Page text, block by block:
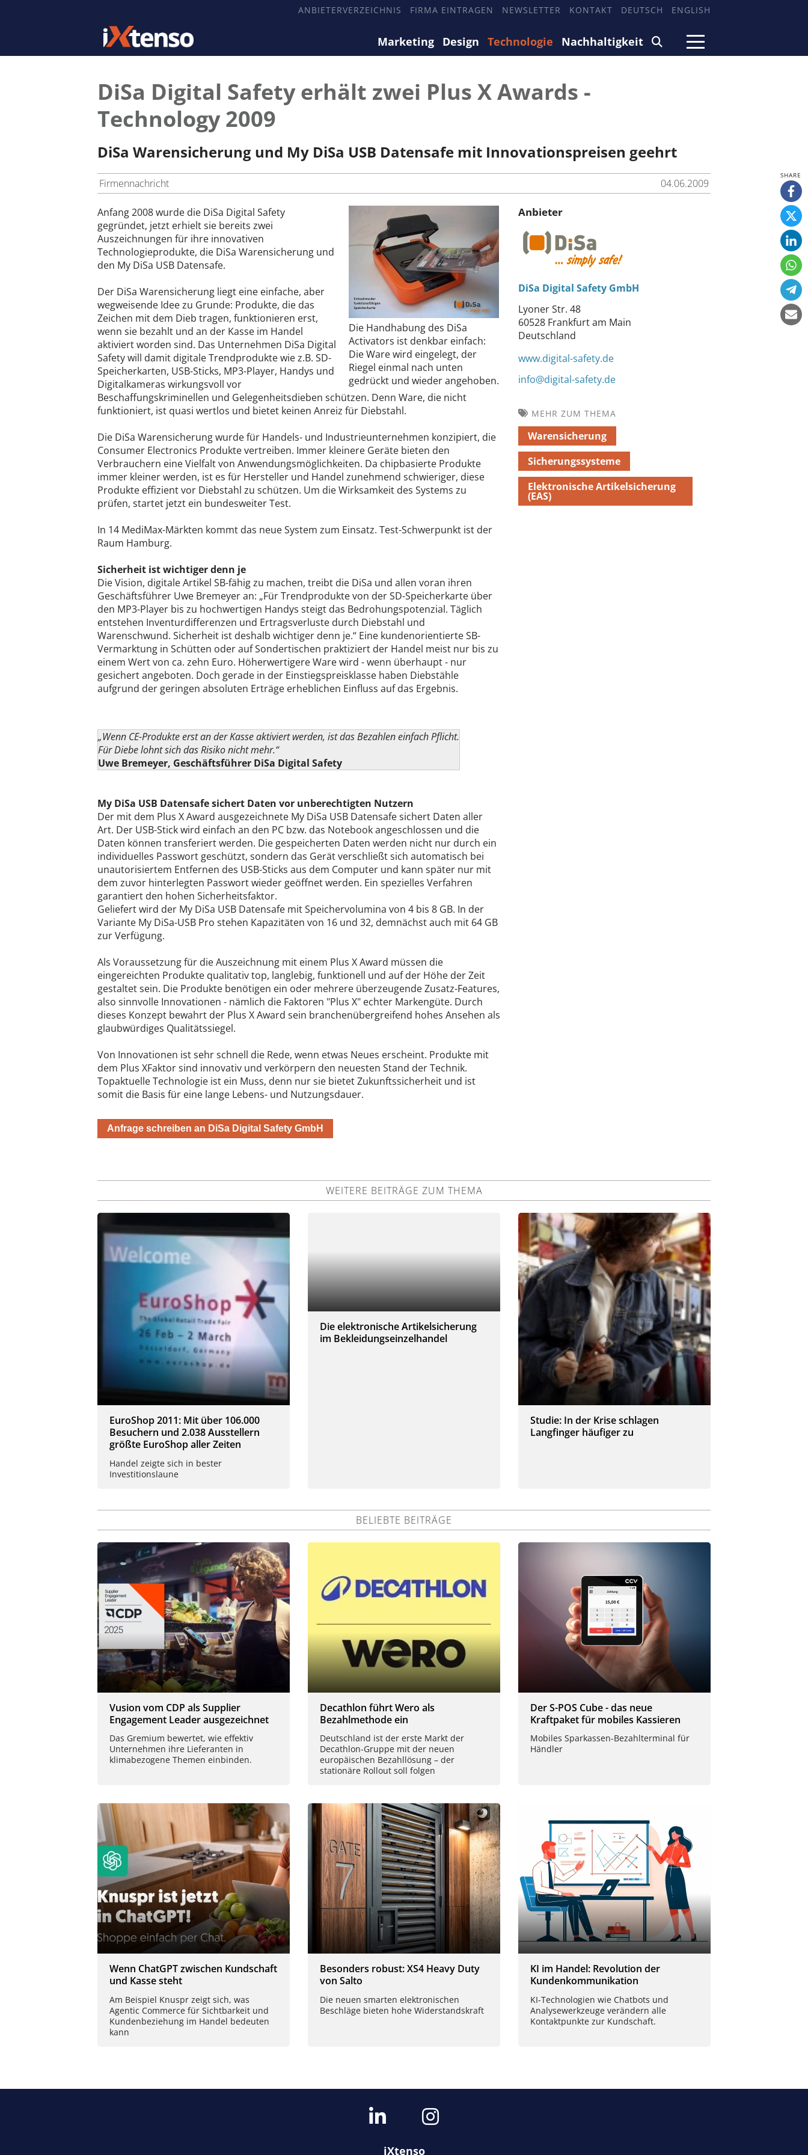
ANBIETERVERZEICHNIS FIRMA EINTRAGEN NEWSLETTER KONTAKT DEUTSCH ENGLISH
Marketing Design Technologie Nachhaltigkeit
DiSa Digital Safety erhält zwei Plus X Awards -
Technology 2009
DiSa Warensicherung und My DiSa USB Datensafe mit Innovationspreisen geehrt
Firmennachricht 04.06.2009
Die Handhabung des DiSa
Activators ist denkbar einfach:
Die Ware wird eingelegt, der
Riegel einmal nach unten
gedrückt und wieder angehoben.
Anfang 2008 wurde die DiSa Digital Safety
gegründet, jetzt erhielt sie bereits zwei
Auszeichnungen für ihre innovativen
Technologieprodukte, die DiSa Warensicherung und
den My DiSa USB Datensafe.
Der DiSa Warensicherung liegt eine einfache, aber
wegweisende Idee zu Grunde: Produkte, die das
Zeichen mit dem Dieb tragen, funktionieren erst,
wenn sie bezahlt und an der Kasse im Handel
aktiviert worden sind. Das Unternehmen DiSa Digital
Safety will damit digitale Trendprodukte wie z.B. SD-
Speicherkarten, USB-Sticks, MP3-Player, Handys und
Digitalkameras wirkungsvoll vor
Beschaffungskriminellen und Gelegenheitsdieben schützen. Denn Ware, die nicht
funktioniert, ist quasi wertlos und bietet keinen Anreiz für Diebstahl.
Die DiSa Warensicherung wurde für Handels- und Industrieunternehmen konzipiert, die
Consumer Electronics Produkte vertreiben. Immer kleinere Geräte bieten den
Verbrauchern eine Vielfalt von Anwendungsmöglichkeiten. Da chipbasierte Produkte
immer kleiner werden, ist es für Hersteller und Handel zunehmend schwieriger, diese
Produkte effizient vor Diebstahl zu schützen. Um die Wirksamkeit des Systems zu
prüfen, startet jetzt ein bundesweiter Test.
In 14 MediMax-Märkten kommt das neue System zum Einsatz. Test-Schwerpunkt ist der
Raum Hamburg.
Sicherheit ist wichtiger denn je
Die Vision, digitale Artikel SB-fähig zu machen, treibt die DiSa und allen voran ihren
Geschäftsführer Uwe Bremeyer an: „Für Trendprodukte von der SD-Speicherkarte über
den MP3-Player bis zu hochwertigen Handys steigt das Bedrohungspotenzial. Täglich
entstehen Inventurdifferenzen und Ertragsverluste durch Diebstahl und
Warenschwund. Sicherheit ist deshalb wichtiger denn je.“ Eine kundenorientierte SB-
Vermarktung in Schütten oder auf Sondertischen praktiziert der Handel meist nur bis zu
einem Wert von ca. zehn Euro. Höherwertigere Ware wird - wenn überhaupt - nur
gesichert angeboten. Doch gerade in der Einstiegspreisklasse haben Diebstähle
aufgrund der geringen absoluten Erträge erheblichen Einfluss auf das Ergebnis.
„Wenn CE-Produkte erst an der Kasse aktiviert werden, ist das Bezahlen einfach Pflicht.
Für Diebe lohnt sich das Risiko nicht mehr.“
Uwe Bremeyer, Geschäftsführer DiSa Digital Safety
My DiSa USB Datensafe sichert Daten vor unberechtigten Nutzern
Der mit dem Plus X Award ausgezeichnete My DiSa USB Datensafe sichert Daten aller
Art. Der USB-Stick wird einfach an den PC bzw. das Notebook angeschlossen und die
Daten können transferiert werden. Die gespeicherten Daten werden nicht nur durch ein
individuelles Passwort geschützt, sondern das Gerät verschließt sich automatisch bei
unautorisiertem Entfernen des USB-Sticks aus dem Computer und kann später nur mit
dem zuvor hinterlegten Passwort wieder geöffnet werden. Ein spezielles Verfahren
garantiert den hohen Sicherheitsfaktor.
Geliefert wird der My DiSa USB Datensafe mit Speichervolumina von 4 bis 8 GB. In der
Variante My DiSa-USB Pro stehen Kapazitäten von 16 und 32, demnächst auch mit 64 GB
zur Verfügung.
Als Voraussetzung für die Auszeichnung mit einem Plus X Award müssen die
eingereichten Produkte qualitativ top, langlebig, funktionell und auf der Höhe der Zeit
gestaltet sein. Die Produkte benötigen ein oder mehrere überzeugende Zusatz-Features,
also sinnvolle Innovationen - nämlich die Faktoren "Plus X" echter Markengüte. Durch
dieses Konzept bewahrt der Plus X Award sein branchenübergreifend hohes Ansehen als
glaubwürdiges Qualitätssiegel.
Von Innovationen ist sehr schnell die Rede, wenn etwas Neues erscheint. Produkte mit
dem Plus XFaktor sind innovativ und verkörpern den neuesten Stand der Technik.
Topaktuelle Technologie ist ein Muss, denn nur sie bietet Zukunftssicherheit und ist
somit die Basis für eine lange Lebens- und Nutzungsdauer.
Anfrage schreiben an DiSa Digital Safety GmbH
Anbieter
DiSa Digital Safety GmbH
Lyoner Str. 48
60528 Frankfurt am Main
Deutschland
www.digital-safety.de
info@digital-safety.de
MEHR ZUM THEMA
Warensicherung
Sicherungssysteme
Elektronische Artikelsicherung
(EAS)
WEITERE BEITRÄGE ZUM THEMA
EuroShop 2011: Mit über 106.000
Besuchern und 2.038 Ausstellern
größte EuroShop aller Zeiten
Handel zeigte sich in bester
Investitionslaune
Die elektronische Artikelsicherung
im Bekleidungseinzelhandel
Studie: In der Krise schlagen
Langfinger häufiger zu
BELIEBTE BEITRÄGE
Vusion vom CDP als Supplier
Engagement Leader ausgezeichnet
Das Gremium bewertet, wie effektiv
Unternehmen ihre Lieferanten in
klimabezogene Themen einbinden.
Decathlon führt Wero als
Bezahlmethode ein
Deutschland ist der erste Markt der
Decathlon-Gruppe mit der neuen
europäischen Bezahllösung – der
stationäre Rollout soll folgen
Der S-POS Cube - das neue
Kraftpaket für mobiles Kassieren
Mobiles Sparkassen-Bezahlterminal für
Händler
Wenn ChatGPT zwischen Kundschaft
und Kasse steht
Am Beispiel Knuspr zeigt sich, was
Agentic Commerce für Sichtbarkeit und
Kundenbeziehung im Handel bedeuten
kann
Besonders robust: XS4 Heavy Duty
von Salto
Die neuen smarten elektronischen
Beschläge bieten hohe Widerstandskraft
KI im Handel: Revolution der
Kundenkommunikation
KI-Technologien wie Chatbots und
Analysewerkzeuge verändern alle
Kontaktpunkte zur Kundschaft.
iXtenso